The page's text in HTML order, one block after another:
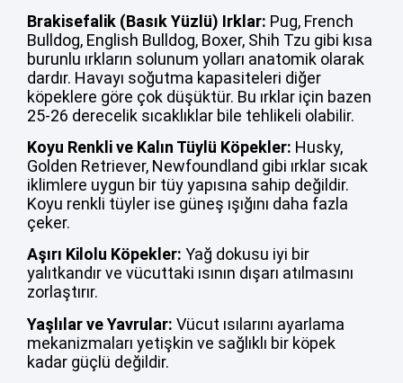
Brakisefalik (Basık Yüzlü) Irklar: Pug, French
Bulldog, English Bulldog, Boxer, Shih Tzu gibi kısa
burunlu ırkların solunum yolları anatomik olarak
dardır. Havayı soğutma kapasiteleri diğer
köpeklere göre çok düşüktür. Bu ırklar için bazen
25-26 derecelik sıcaklıklar bile tehlikeli olabilir.
Koyu Renkli ve Kalın Tüylü Köpekler: Husky,
Golden Retriever, Newfoundland gibi ırklar sıcak
iklimlere uygun bir tüy yapısına sahip değildir.
Koyu renkli tüyler ise güneş ışığını daha fazla
çeker.
Aşırı Kilolu Köpekler: Yağ dokusu iyi bir
yalıtkandır ve vücuttaki ısının dışarı atılmasını
zorlaştırır.
Yaşlılar ve Yavrular: Vücut ısılarını ayarlama
mekanizmaları yetişkin ve sağlıklı bir köpek
kadar güçlü değildir.